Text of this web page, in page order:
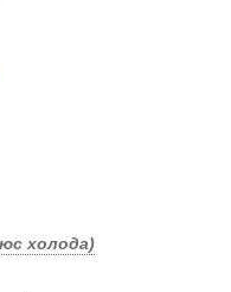
холода)